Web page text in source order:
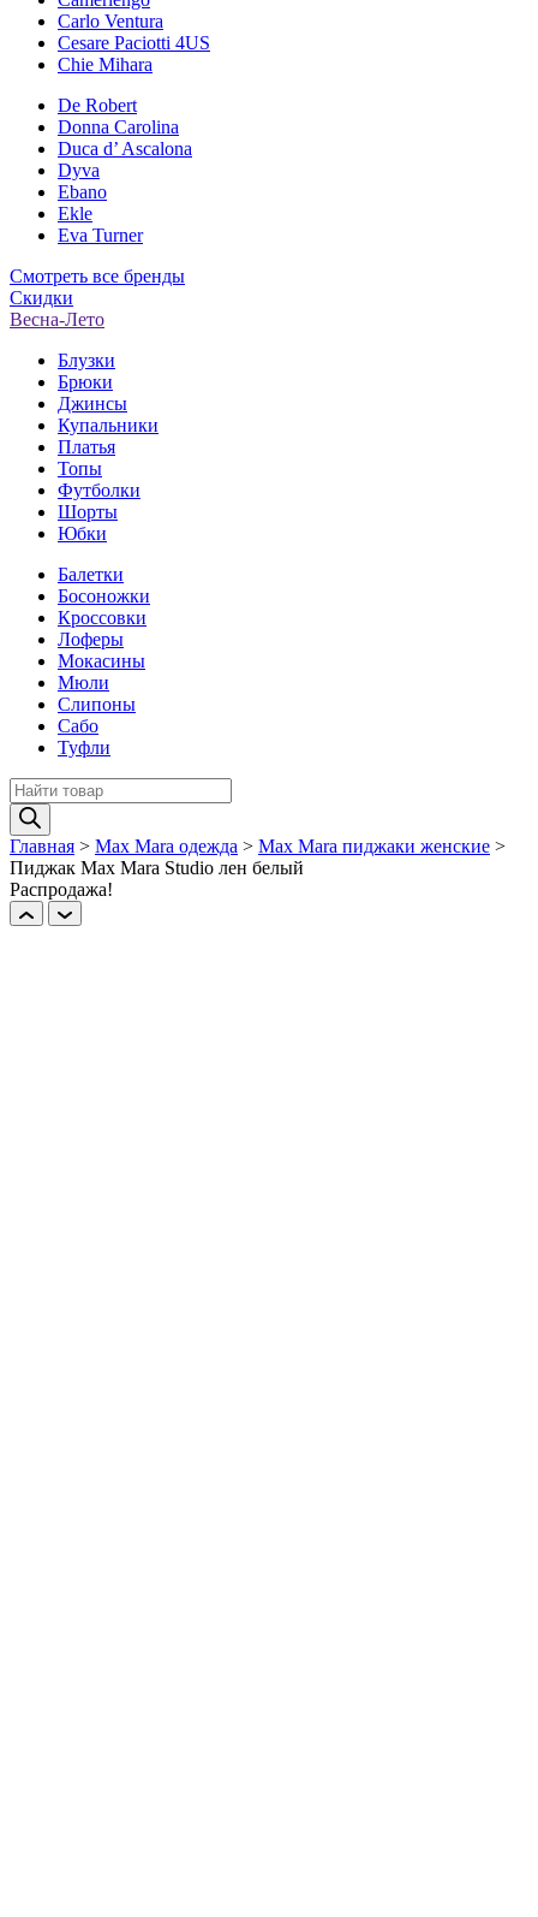
Carlo Ventura
Cesare Paciotti 4US
Chie Mihara
De Robert
Donna Carolina
Duca d’ Ascalona
Dyva
Ebano
Ekle
Eva Turner
Смотреть все бренды
Скидки
Весна-Лето
Блузки
Брюки
Джинсы
Купальники
Платья
Топы
Футболки
Шорты
Юбки
Балетки
Босоножки
Кроссовки
Лоферы
Мокасины
Мюли
Слипоны
Сабо
Туфли
Поиск
товаров
Главная > Max Mara одежда > Max Mara пиджаки женские >
Пиджак Max Mara Studio лен белый
Распродажа!